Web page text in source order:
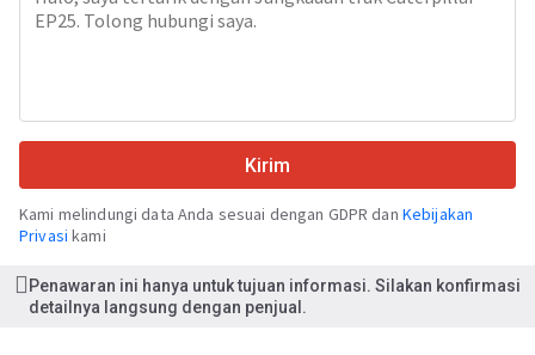
Kirim
Kami melindungi data Anda sesuai dengan GDPR dan Kebijakan
Privasi kami
Penawaran ini hanya untuk tujuan informasi. Silakan konfirmasi
detailnya langsung dengan penjual.